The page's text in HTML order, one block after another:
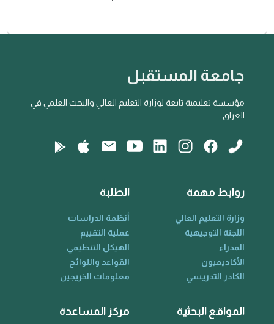
جامعة المستقبل
مؤسسة تعليمية تابعة لوزارة التعليم العالي والبحث العلمي في
العراق
روابط مهمة
وزارة التعليم العالي
اللجنة التوجيهية
المدراء
الأكاديميون
الكادر التدريسي
الطلبة
أنظمة الدراسات
عملية التقييم
الهيكل التنظيمي
القواعد واللوائح
معلومات الخريجين
المواقع البحثية مركز المساعدة